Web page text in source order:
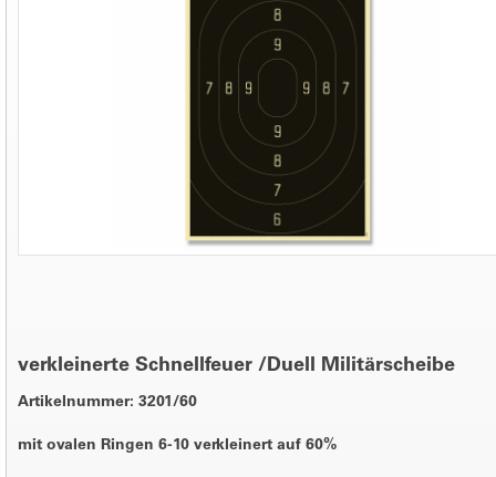
verkleinerte Schnellfeuer /Duell Militärscheibe
Artikelnummer: 3201/60
mit ovalen Ringen 6-10 verkleinert auf 60%